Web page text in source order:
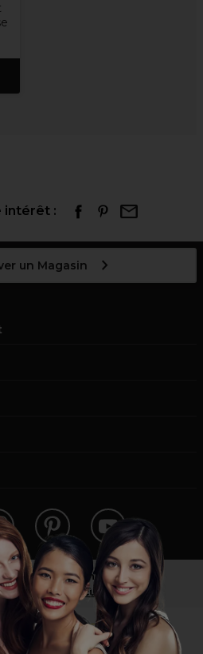
intérêt :
un Magasin
un professionnel ?
pour les particuliers!